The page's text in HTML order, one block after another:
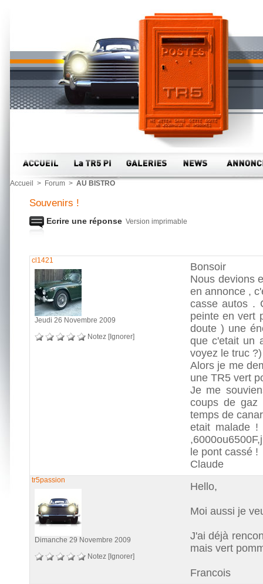
Accueil > Forum > AU BISTRO
Souvenirs !
Ecrire une réponse Version imprimable
cl1421
Jeudi 26 Novembre 2009
Notez [Ignorer]
Bonsoir
Nous devions
en annonce ,
casse autos .
peinte en vert
doute ) une
que c'etait un
voyez le truc ?)
Alors je me
une TR5 vert
Je me
coups de gaz
temps de
etait malade
le pont cassé !
Claude
tr5passion
Dimanche 29 Novembre 2009
Notez [Ignorer]
Hello,
Moi aussi je
J'ai déjà
mais vert
Francois